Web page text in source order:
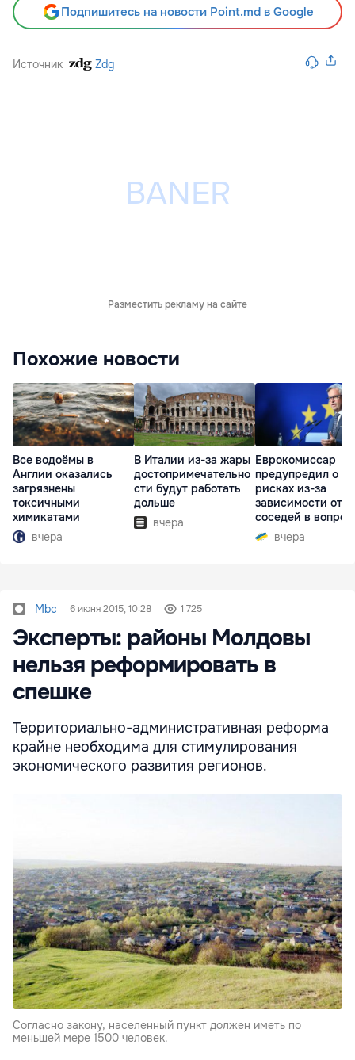
Подпишитесь на новости Point.md в Google
Источник Zdg
Разместить рекламу на сайте
Похожие новости
Все водоёмы в
Англии оказались
загрязнены
токсичными
химикатами
вчера
В Италии из-за жары
достопримечательно
сти будут работать
дольше
вчера
Еврокомиссар
предупредил о
рисках из-за
зависимости от
соседей в
границ
вчера
Mbc 6 июня 2015, 10:28 1 725
Эксперты: районы Молдовы
нельзя реформировать в
спешке
Территориально-административная реформа
крайне необходима для стимулирования
экономического развития регионов.
Согласно закону, населенный пункт должен иметь по
меньшей мере 1500 человек.